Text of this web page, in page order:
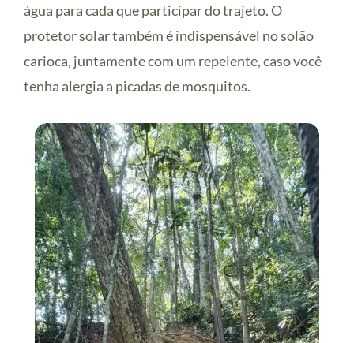
água para cada que participar do trajeto. O
protetor solar também é indispensável no solão
carioca, juntamente com um repelente, caso você
tenha alergia a picadas de mosquitos.